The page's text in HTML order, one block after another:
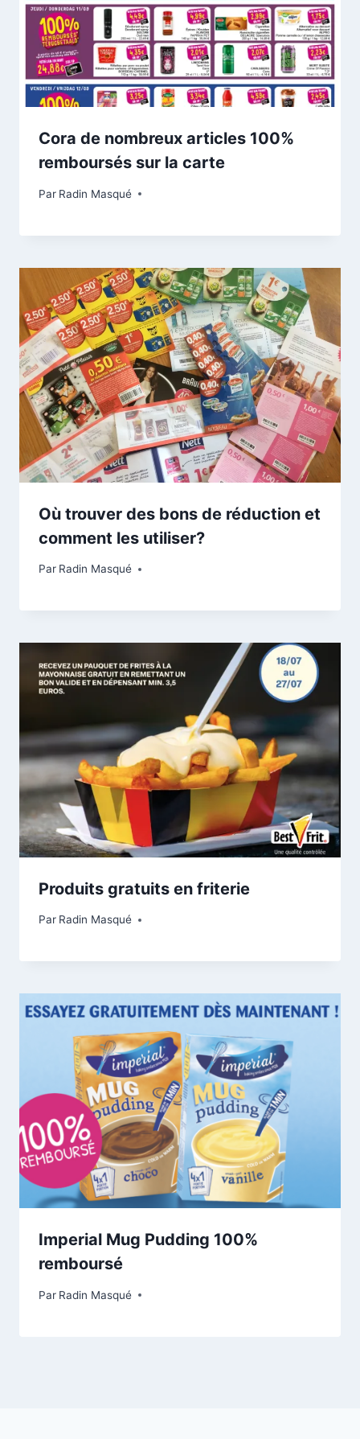
Cora de nombreux articles 100%
remboursés sur la carte
Par Radin Masqué
Où trouver des bons de réduction et
comment les utiliser?
Par Radin Masqué
Produits gratuits en friterie
Par Radin Masqué
Imperial Mug Pudding 100%
remboursé
Par Radin Masqué